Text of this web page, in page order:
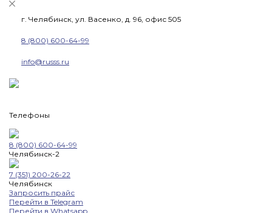
г. Челябинск, ул. Васенко, д. 96, офис 505
8 (800) 600-64-99
info@russs.ru
Телефоны
8 (800) 600-64-99
Челябинск-2
7 (351) 200-26-22
Челябинск
Запросить прайс
Перейти в Telegram
Перейти в Whatsapp